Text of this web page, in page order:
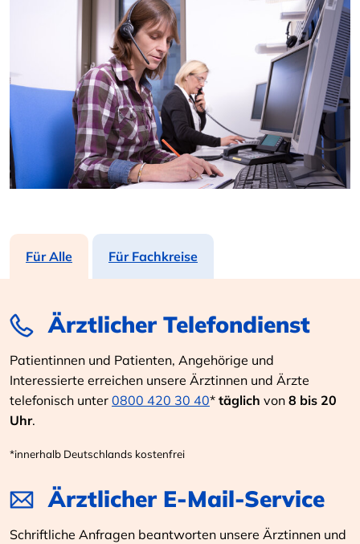
Für Alle Für Fachkreise
Ärztlicher Telefondienst
Patientinnen und Patienten, Angehörige und
Interessierte erreichen unsere Ärztinnen und Ärzte
telefonisch unter 0800 420 30 40* täglich von 8 bis 20
Uhr.
*innerhalb Deutschlands kostenfrei
Ärztlicher E-Mail-Service
Schriftliche Anfragen beantworten unsere Ärztinnen und